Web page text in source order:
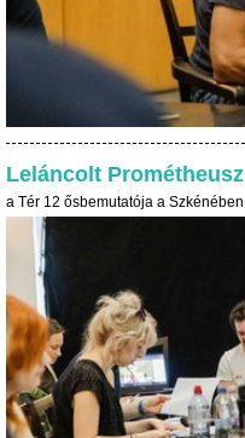
Leláncolt Prométheusz
a Tér 12 ősbemutatója a Szkénében